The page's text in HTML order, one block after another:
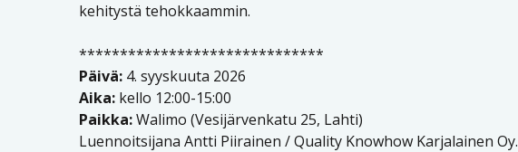
kehitystä tehokkaammin.
******************************
Päivä: 4. syyskuuta 2026
Aika: kello 12:00-15:00
Paikka:Walimo (Vesijärvenkatu 25, Lahti)
Luennoitsijana Antti Piirainen / Quality Knowhow Karjalainen Oy.